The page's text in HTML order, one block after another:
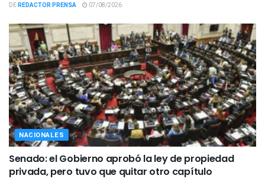
DEREDACTOR PRENSA 07/08/2026
NACIONALES
Senado: el Gobierno aprobó la ley de propiedad
privada, pero tuvo que quitar otro capítulo